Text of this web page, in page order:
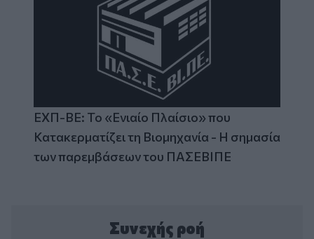
ΕΧΠ-ΒΕ: Το «Ενιαίο Πλαίσιο» που
Κατακερματίζει τη Βιομηχανία - Η σημασία
των παρεμβάσεων του ΠΑΣΕΒΙΠΕ
Συνεχής ροή